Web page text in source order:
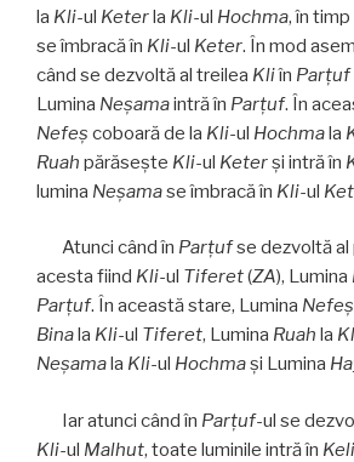
la Kli-ul Keterla Kli-ul Hochma, în
se îmbracă în Kli-ul Keter. În mod
când se dezvoltă al treilea Kliîn Parţuf
Lumina Neşamaintră în Parţuf. În
Nefeş coboară de la Kli-ul Hochmala
Ruah părăseşte Kli-ul Keterşi intră în
lumina Neşamase îmbracă în Kli-ul
Atunci când în Parţufse dezvoltă al
acesta fiind Kli-ul Tiferet(ZA), Lumina
Parţuf. În această stare, Lumina Nefeş
Binala Kli-ul Tiferet, Lumina Ruah la
Neşamala Kli-ul Hochmaşi Lumina
Iar atunci când în Parţuf-ul se
Kli-ul Malhut, toate luminile intră în